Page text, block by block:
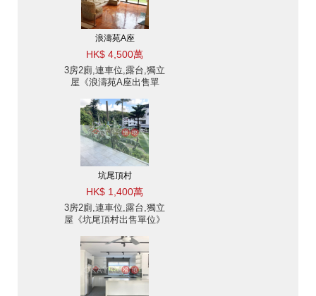
浪濤苑A座
HK$ 4,500萬
3房2廁,連車位,露台,獨立
屋《浪濤苑A座出售單
坑尾頂村
HK$ 1,400萬
3房2廁,連車位,露台,獨立
屋《坑尾頂村出售單位》